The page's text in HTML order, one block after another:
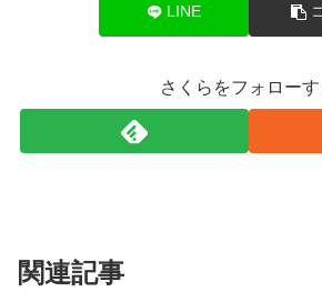
LINE
さくらをフォローす
関連記事